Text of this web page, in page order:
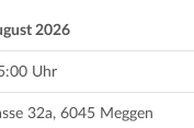
2026
Uhr
32a, 6045 Meggen